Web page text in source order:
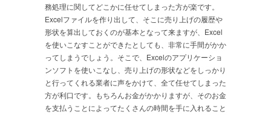
務処理に関してどこかに任せてしまった方が楽です。
Excelファイルを作り出して、そこに売り上げの履歴や
形状を算出しておくのが基本となって来ますが、Excel
を使いこなすことができたとしても、非常に手間がかか
ってしまうでしょう。そこで、Excelのアプリケーショ
ンソフトを使いこなし、売り上げの形状などをしっかり
と行ってくれる業者に声をかけて、全て任せてしまった
方が利口です。もちろんお金がかかりますが、そのお金
を支払うことによってたくさんの時間を手に入れること